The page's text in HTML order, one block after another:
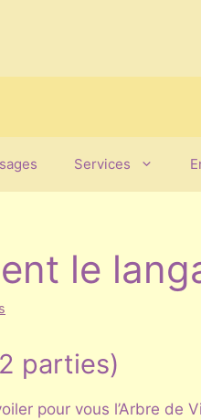
Services
le
parties)
pour vous l’Arbre de